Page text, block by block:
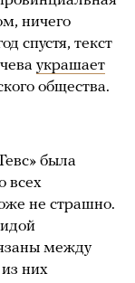
ничего
спустя, текст
украшает
общества.
была
всех
не страшно.
между
них